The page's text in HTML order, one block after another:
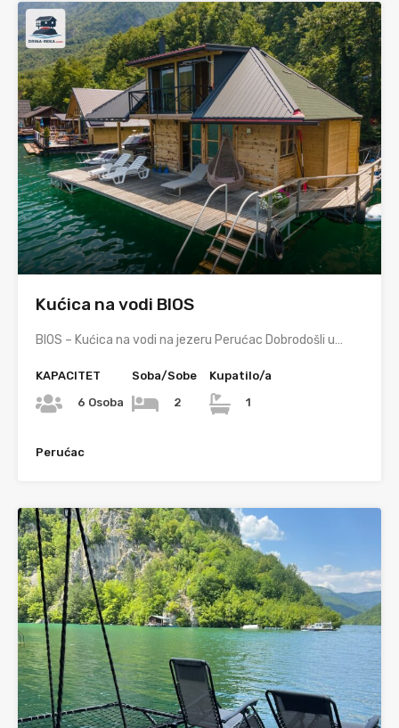
Kućica na vodi BIOS
BIOS – Kućica na vodi na jezeru Perućac Dobrodošli u…
KAPACITET
6 Osoba
Soba/Sobe
2
Kupatilo/a
1
Perućac